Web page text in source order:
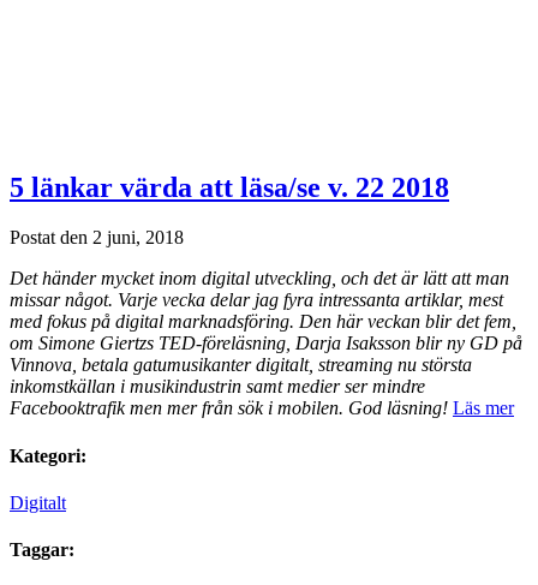
5 länkar värda att läsa/se v. 22 2018
Postat den 2 juni, 2018
Det händer mycket inom digital utveckling, och det är lätt att man
missar något. Varje vecka delar jag fyra intressanta artiklar, mest
med fokus på digital marknadsföring. Den här veckan blir det fem,
om Simone Giertzs TED-föreläsning, Darja Isaksson blir ny GD på
Vinnova, betala gatumusikanter digitalt, streaming nu största
inkomstkällan i musikindustrin samt medier ser mindre
Facebooktrafik men mer från sök i mobilen. God läsning! Läs mer
Kategori:
Digitalt
Taggar: